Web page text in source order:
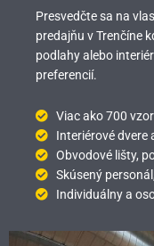
Presvedčte sa na
predajňu v Trenčíne
podlahy alebo
preferencií.
Viac ako 700
Interiérové dvere
Obvodové lišty,
Skúsený
Individuálny a